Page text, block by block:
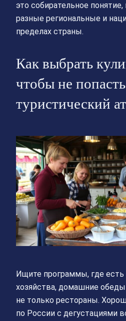
это собирательное
разные региональные и
пределах страны.
Как выбрать
чтобы не
туристический
Ищите программы, где
хозяйства, домашние
не только рестораны.
по России с дегустациями